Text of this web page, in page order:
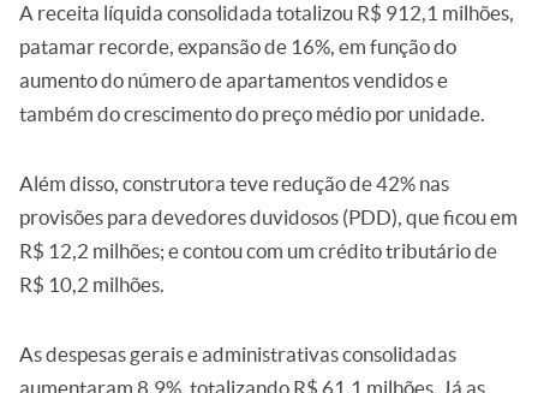
A receita líquida consolidada totalizou R$ 912,1 milhões,
patamar recorde, expansão de 16%, em função do
aumento do número de apartamentos vendidos e
também do crescimento do preço médio por unidade.
Além disso, construtora teve redução de 42% nas
provisões para devedores duvidosos (PDD), que ficou em
R$ 12,2 milhões; e contou com um crédito tributário de
R$ 10,2 milhões.
As despesas gerais e administrativas consolidadas
aumentaram 8,9%, totalizando R$ 61,1 milhões. Já as